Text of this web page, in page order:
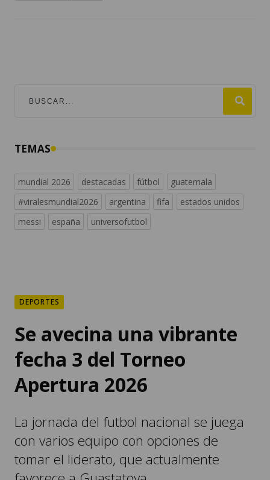
TEMAS
mundial 2026 destacadas fútbol
guatemala
#viralesmundial2026
argentina fifa
estados unidos
messi
españa universofutbol
DEPORTES
Se avecina una vibrante
fecha 3 del Torneo
Apertura 2026
La jornada del futbol nacional se juega
con varios equipo con opciones de
tomar el liderato, que actualmente